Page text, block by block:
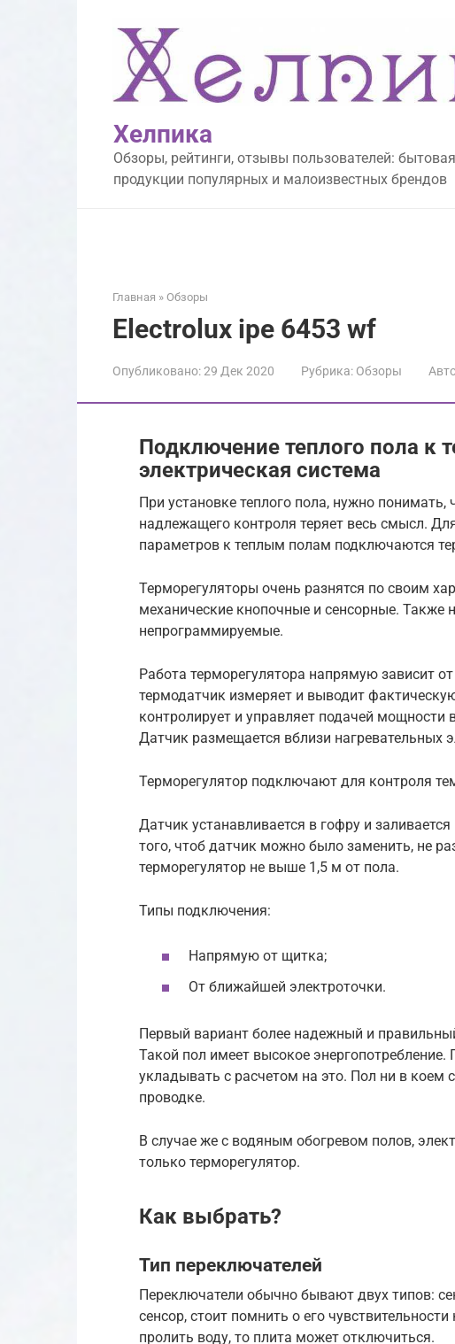
Хелпика
Обзоры, рейтинги, отзывы пользователей:
продукции популярных и малоизвестных брендов
Главная » Обзоры
Electrolux ipe 6453 wf
Опубликовано:29 Дек 2020 Рубрика: Обзоры
Подключение теплого пола к
электрическая система
При установке теплого пола, нужно понимать,
надлежащего контроля теряет весь смысл.
параметров к теплым полам подключаются
Терморегуляторы очень разнятся по своим
механические кнопочные и сенсорные. Также
непрограммируемые.
Работа терморегулятора напрямую зависит
термодатчик измеряет и выводит
контролирует и управляет подачей
Датчик размещается вблизи нагревательных
Терморегулятор подключают для контроля
Датчик устанавливается в гофру и
того, чтоб датчик можно было заменить, не
терморегулятор не выше 1,5 м от пола.
Типы подключения:
Напрямую от щитка;
От ближайшей электроточки.
Первый вариант более надежный и
Такой пол имеет высокое
укладывать с расчетом на это. Пол ни в коем
проводке.
В случае же с водяным обогревом полов,
только терморегулятор.
Как выбрать?
Тип переключателей
Переключатели обычно бывают двух типов:
сенсор, стоит помнить о его
пролить воду, то плита может отключиться.